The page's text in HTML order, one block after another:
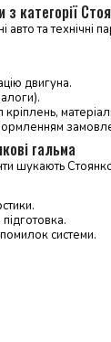
категорії
та
двигуна.
кріплень,
гальма
шукають
системи.